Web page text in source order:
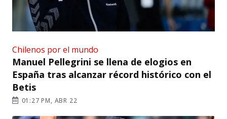
Chilenos por el mundo
Manuel Pellegrini se llena de elogios en
España tras alcanzar récord histórico con el
Betis
01:27 PM, ABR 22